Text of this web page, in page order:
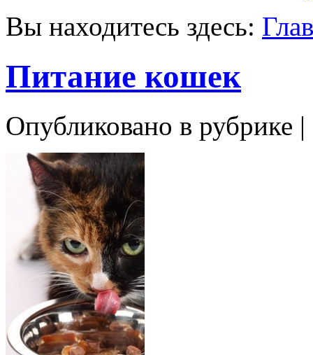
Вы находитесь здесь:
Питание кошек
Опубликовано в рубрике |